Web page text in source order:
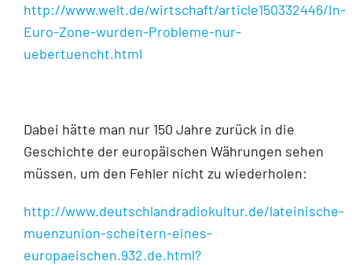
http://www.welt.de/wirtschaft/article150332446/In-
Euro-Zone-wurden-Probleme-nur-
uebertuencht.html
Dabei hätte man nur 150 Jahre zurück in die
Geschichte der europäischen Währungen sehen
müssen, um den Fehler nicht zu wiederholen:
http://www.deutschlandradiokultur.de/lateinische-
muenzunion-scheitern-eines-
europaeischen.932.de.html?